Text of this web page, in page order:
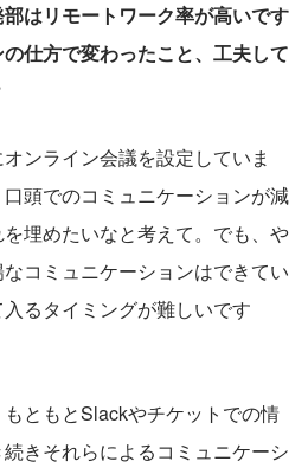
はリモートワーク率が高いです
仕方で変わったこと、工夫して
ンライン会議を設定していま
頭でのコミュニケーションが減
埋めたいなと考えて。でも、や
コミュニケーションはできてい
るタイミングが難しいです
ともとSlackやチケットでの情
きそれらによるコミュニケーシ